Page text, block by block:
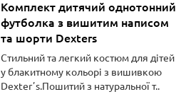
Комплект дитячий однотонний
футболка з вишитим написом
та шорти Dexters
Стильний та легкий костюм для дітей
у блакитному кольорі з вишивкою
Dexterʼs.Пошитий з натуральної т..